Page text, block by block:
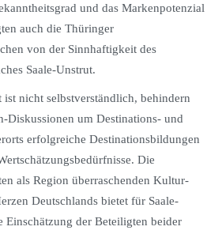
und das Markenpotenzial
auch die Thüringer
von der Sinnhaftigkeit des
Saale-Unstrut.
ist nicht selbstverständlich, behindern
Diskussionen um Destinations- und
erfolgreiche Destinationsbildungen
Die
als Region überraschenden Kultur-
Deutschlands bietet für Saale-
Einschätzung der Beteiligten beider